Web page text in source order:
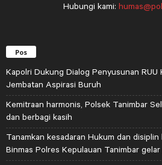
Hubungi kami:
Pos
Kapolri Dukung Dialog Penyusunan RUU
Jembatan Aspirasi Buruh
Kemitraan harmonis, Polsek Tanimbar
dan berbagi kasih
Tanamkan kesadaran Hukum dan
Binmas Polres Kepulauan Tanimbar